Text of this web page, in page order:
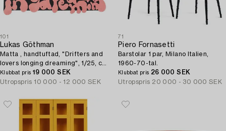
101
Lukas Göthman
Matta , handtuftad, "Drifters and
lovers longing dreaming", 1/25, ca
218-238 x 140-160 cm.
Klubbat pris 19 000 SEK
Utropspris 10 000 - 12 000 SEK
71
Piero Fornasetti
Barstolar 1 par, Milano Italien,
1960-70-tal.
Klubbat pris 26 000 SEK
Utropspris 20 000 - 30 000 SEK